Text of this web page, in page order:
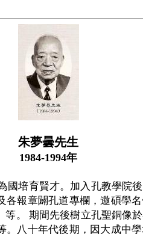
朱夢曇先生
1984-1994年
培育賢才。加入孔教學院
報章闢孔道專欄，邀碩學
等。 期間先後樹立孔聖銅像
。八十年代後期，因大成中